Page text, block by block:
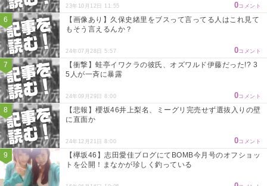
23年10月12日 11:55 0コメント
【画像あり】久保史緒里をブスって言ってる人はこれ見て
もそう言えるんか？
24年07月28日 5:57 0コメント
【衝撃】蛙亭イワクラの彼氏、オズワルド伊藤だった!? 3
5人が一斉に暴露
24年09月29日 8:00 0コメント
【悲報】櫻坂46井上梨名、ミーグリ完売せず選抜入りの壁
に直面か
24年12月21日 8:00 0コメント
【欅坂46】志田愛佳ブログにてBOMB今月号のオフショッ
トを公開！まなかが珍しく釣っている